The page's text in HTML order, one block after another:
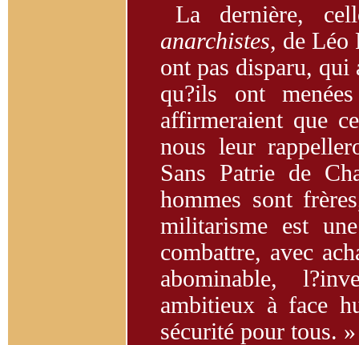
La dernière,
anarchistes, de Léo
ont pas disparu, qui
qu?ils ont
affirmeraient que
nous leur
Sans Patrie de
hommes sont
militarisme est
combattre, avec
abominable,
ambitieux à face
sécurité pour tous. »